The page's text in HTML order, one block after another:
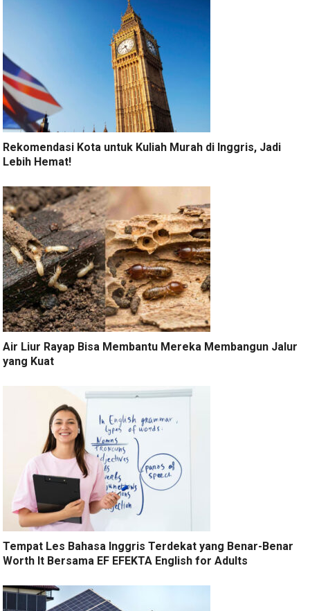
Rekomendasi Kota untuk Kuliah Murah di Inggris, Jadi
Lebih Hemat!
Air Liur Rayap Bisa Membantu Mereka Membangun Jalur
yang Kuat
Tempat Les Bahasa Inggris Terdekat yang Benar-Benar
Worth It Bersama EF EFEKTA English for Adults